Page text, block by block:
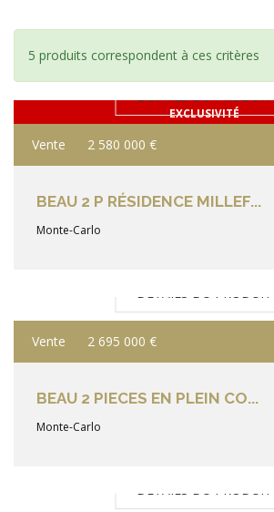
5 produits correspondent à ces critères
EXCLUSIVITÉ
DÉTAILS DU PRODUIT
Vente 2 580 000 €
BEAU 2 P RÉSIDENCE MILLEF...
Monte-Carlo
DÉTAILS DU PRODUIT
Vente 2 695 000 €
BEAU 2 PIECES EN PLEIN CO...
Monte-Carlo
DÉTAILS DU PRODUIT